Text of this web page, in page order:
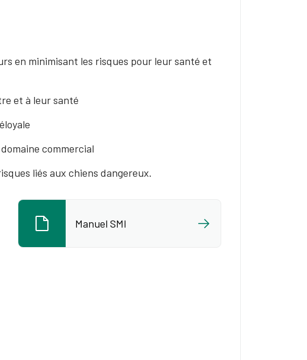
en minimisant les risques pour leur santé et
et à leur santé
commercial
liés aux chiens dangereux.
Manuel SMI